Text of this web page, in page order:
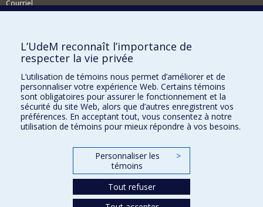
Courriel
Comment soutenir l'École?
BESOIN D'AIDE?
Plan du site
Signaler une erreur
Accessibilité
FACULTÉ DES ARTS ET DES SCIENCES
Nos départements et écoles
L’UdeM reconnaît l’importance de
respecter la vie privée
L’utilisation de témoins nous permet d’améliorer et de
personnaliser votre expérience Web. Certains témoins
sont obligatoires pour assurer le fonctionnement et la
sécurité du site Web, alors que d’autres enregistrent vos
préférences. En acceptant tout, vous consentez à notre
utilisation de témoins pour mieux répondre à vos besoins.
Personnaliser les
témoins
>
Tout refuser